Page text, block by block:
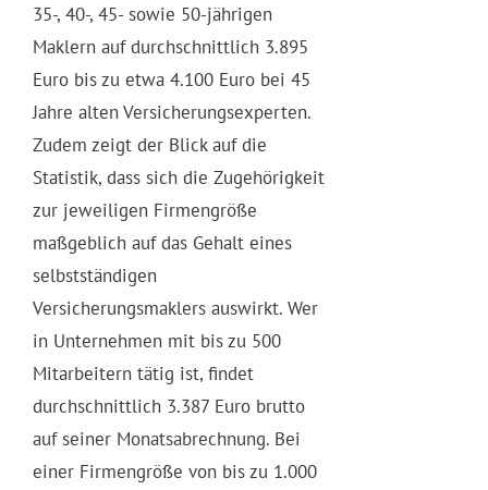
35-, 40-, 45- sowie 50-jährigen
Maklern auf durchschnittlich 3.895
Euro bis zu etwa 4.100 Euro bei 45
Jahre alten Versicherungsexperten.
Zudem zeigt der Blick auf die
Statistik, dass sich die Zugehörigkeit
zur jeweiligen Firmengröße
maßgeblich auf das Gehalt eines
selbstständigen
Versicherungsmaklers auswirkt. Wer
in Unternehmen mit bis zu 500
Mitarbeitern tätig ist, findet
durchschnittlich 3.387 Euro brutto
auf seiner Monatsabrechnung. Bei
einer Firmengröße von bis zu 1.000